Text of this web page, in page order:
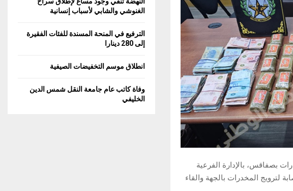
بصفاقس، بالإدارة الفرعية
لترويج المخدرات بالجهة والقاء
الغنوشي والشابي لأسباب إنسانية
الترفيع في المنحة المسندة للفئات الفقيرة
إلى 280 دينارا
انطلاق موسم التخفيضات الصيفية
وفاة كاتب عام جامعة النقل شمس الدين
الخليفي